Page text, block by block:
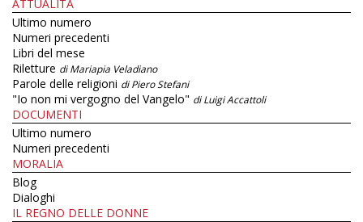
ATTUALITÀ
Ultimo numero
Numeri precedenti
Libri del mese
Riletture di Mariapia Veladiano
Parole delle religioni di Piero Stefani
"Io non mi vergogno del Vangelo" di Luigi Accattoli
DOCUMENTI
Ultimo numero
Numeri precedenti
MORALIA
Blog
Dialoghi
IL REGNO DELLE DONNE